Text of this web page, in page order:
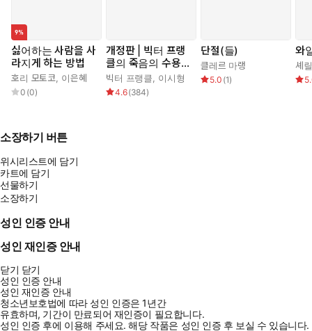
싫어하는 사람을 사
라지게 하는 방법
호리 모토코, 이은혜
0 (0)
개정판 | 빅터 프랭
클의 죽음의 수용소
에서
빅터 프랭클, 이시형
4.6(384)
단절(들)
클레르 마랭
5.0 (1)
와
셰
소장하기 버튼
위시리스트에 담기
카트에 담기
선물하기
소장하기
성인 인증 안내
성인 재인증 안내
닫기 닫기
성인 인증 안내
성인 재인증 안내
청소년보호법에 따라 성인 인증은 1년간
유효하며, 기간이 만료되어 재인증이 필요합니다.
성인 인증 후에 이용해 주세요.해당 작품은 성인 인증 후 보실 수 있습니다.